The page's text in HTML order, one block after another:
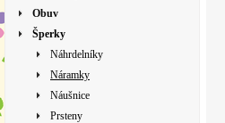
Obuv
Šperky
Náhrdelníky
Náramky
Náušnice
Prsteny